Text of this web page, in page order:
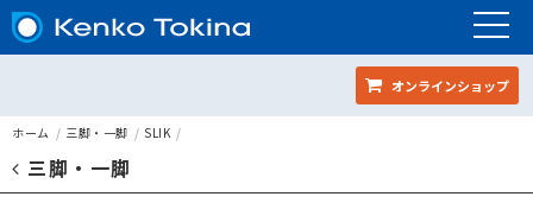
オンラインショップ
スリック GX-S 7500
ホーム 三脚・一脚 SLIK
三脚・一脚